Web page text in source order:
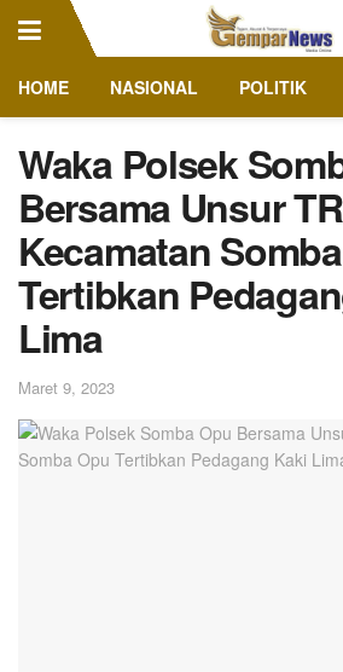
HOME NASIONAL POLITIK
Waka Polsek
Bersama Unsur
Kecamatan
Tertibkan
Lima
Maret 9, 2023